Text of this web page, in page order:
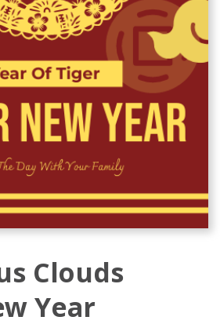
Clouds
Year